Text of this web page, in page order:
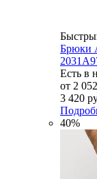
Брюки
Есть в
от 2
3 420
40%